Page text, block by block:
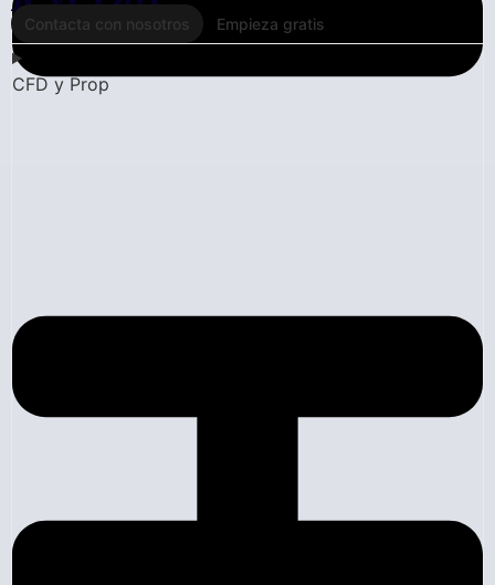
Contacta con nosotros Empieza gratis
CFD y Prop